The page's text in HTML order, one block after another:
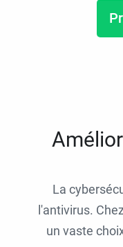
La
l'antivirus.
un vaste